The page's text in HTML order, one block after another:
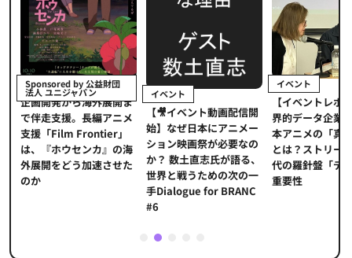
Sponsored by 公益財団
法人 ユニジャパン
企画開発から海外展開ま
で伴走支援。長編アニメ
支援「Film Frontier」
は、『ホウセンカ』の海
外展開をどう加速させた
のか
イベント
【🎥イベント動画配信開
始】なぜ日本にアニメー
ション映画祭が必要なの
か？ 数土直志氏が語る、
世界と戦うための次の一
手Dialogue for BRANC
#6
イベント
【イベントレポ
界的データ企業
本アニメの「真
とは？ストリー
代の羅針盤「デ
重要性
2